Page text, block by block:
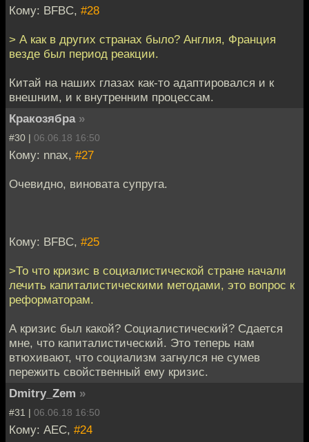
Кому: BFBC, #28
> А как в других странах было? Англия, Франция
везде был период реакции.
Китай на наших глазах как-то адаптировался и к
внешним, и к внутренним процессам.
Кракозябра »
#30 | 06.06.18 16:50
Кому: nnax, #27
Очевидно, виновата супруга.
Кому: BFBC, #25
>То что кризис в социалистической стране начали
лечить капиталистическими методами, это вопрос к
реформаторам.
А кризис был какой? Социалистический? Сдается
мне, что капиталистический. Это теперь нам
втюхивают, что социализм загнулся не сумев
пережить свойственный ему кризис.
Dmitry_Zem »
#31 | 06.06.18 16:50
Кому: АЕС, #24